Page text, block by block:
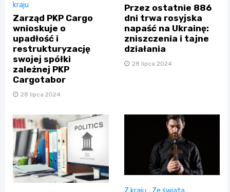
kraju
Zarząd PKP Cargo
wnioskuje o
upadłość i
restrukturyzację
swojej spółki
zależnej PKP
Cargotabor
28 lipca 2024
Przez ostatnie 886
dni trwa rosyjska
napaść na Ukrainę:
zniszczenia i tajne
działania
28 lipca 2024